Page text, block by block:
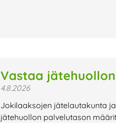
Vastaa
4.8.2026
Jokilaaksojen jätelautakunta
jätehuollon palvelutason